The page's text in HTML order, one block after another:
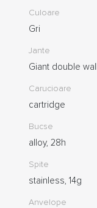
Culoare
Gri
Jante
Giant double
Carucioare
cartridge
Bucse
alloy, 28h
Spite
stainless, 14g
Anvelope